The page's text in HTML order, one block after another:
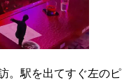
。駅を出てすぐ左のピ